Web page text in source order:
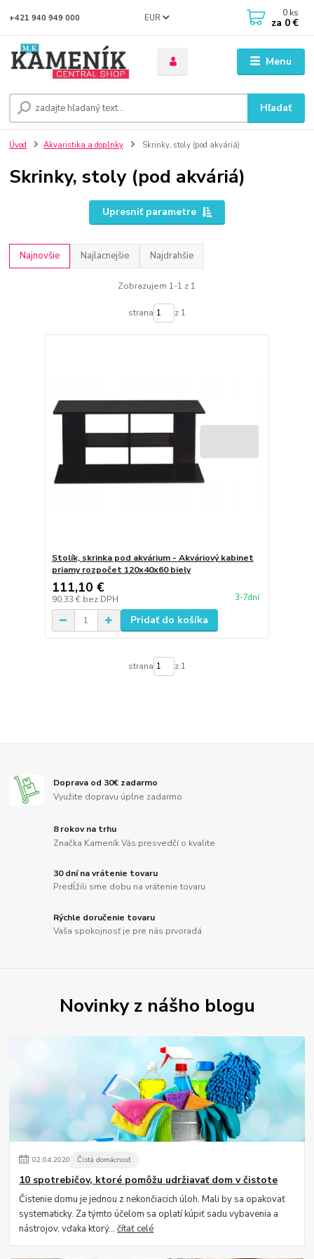
Menu
EUR
Hľadať
+421 940 949 000 0 ks
za 0 €
Úvod Akvaristika a doplnky Skrinky, stoly (pod akváriá)
Skrinky, stoly (pod akváriá)
Upresniť parametre
Najnovšie Najlacnejšie Najdrahšie
Zobrazujem 1-1 z 1
strana z 1
Stolík, skrinka pod akvárium - Akváriový kabinet
priamy rozpočet 120x40x60 biely
111,10 €
90,33 € bez DPH 3-7dní
Pridať do košíka
strana z 1
Doprava od 30€ zadarmo
Využite dopravu úplne zadarmo
8 rokov na trhu
Značka Kameník Vás presvedčí o kvalite
30 dní na vrátenie tovaru
Predĺžili sme dobu na vrátenie tovaru
Rýchle doručenie tovaru
Vaša spokojnosť je pre nás prvoradá
Novinky z nášho blogu
02.04.2020 Čistá domácnosť
10 spotrebičov, ktoré pomôžu udržiavať dom v čistote
Čistenie domu je jednou z nekončiacich úloh. Mali by sa opakovať
systematicky. Za týmto účelom sa oplatí kúpiť sadu vybavenia a
nástrojov, vďaka ktorý...čítať celé